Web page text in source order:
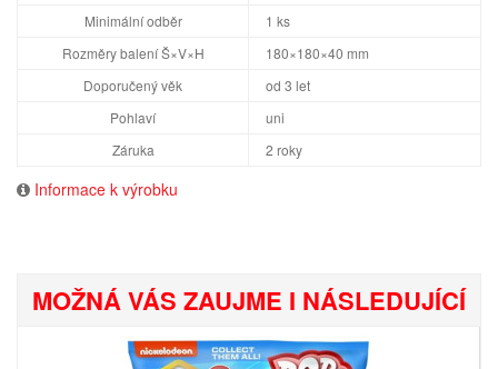
Minimální odběr
1 ks
Rozměry balení Š×V×H
180×180×40 mm
Doporučený věk
od 3 let
Pohlaví
uni
Záruka
2 roky
Informace k výrobku
MOŽNÁ VÁS ZAUJME I NÁSLEDUJÍCÍ